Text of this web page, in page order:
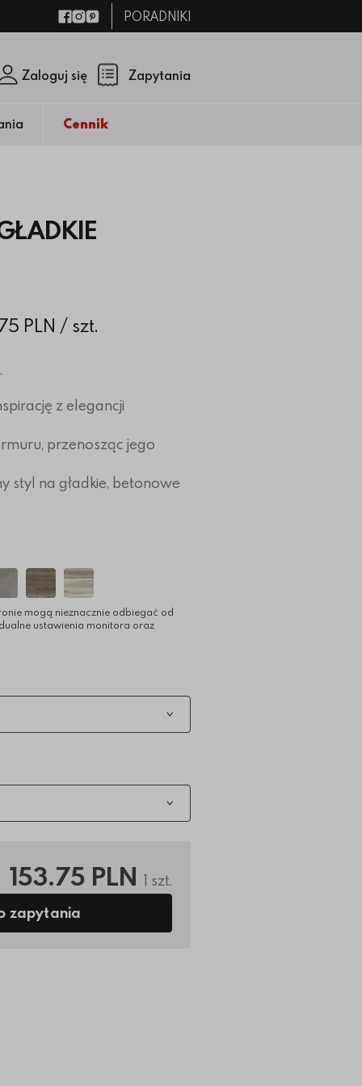
Facebook
Instagram
PinterestPORADNIKI
Zapytania
(pusty)
Zaloguj się
Cennik
PLN / szt.
z elegancji
przenosząc jego
styl na gładkie, betonowe
mogą nieznacznie odbiegać od
ustawienia monitora oraz
153.75 PLN 1 szt.
zapytania